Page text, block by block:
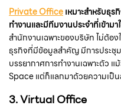
Private Officeเหมาะสำหรับธุ
ทำงานและมีทีมงานประจำที่เข้าม
สำนักงานเฉพาะของบริษัท ไม่ต้อ
ธุรกิจที่มีข้อมูลสำคัญ มีการประชุ
บรรยากาศการทำงานเฉพาะตัว
Space แต่ก็แลกมาด้วยความเป็
3.Virtual Office